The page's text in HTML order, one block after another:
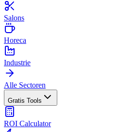
Salons
Horeca
Industrie
Alle Sectoren
Gratis Tools
ROI Calculator